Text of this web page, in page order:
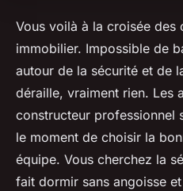
Vous voilà à la croisée des
immobilier. Impossible de
autour de la sécurité et de
déraille, vraiment rien. Les
constructeur professionnel
le moment de choisir la
équipe. Vous cherchez la
fait dormir sans angoisse